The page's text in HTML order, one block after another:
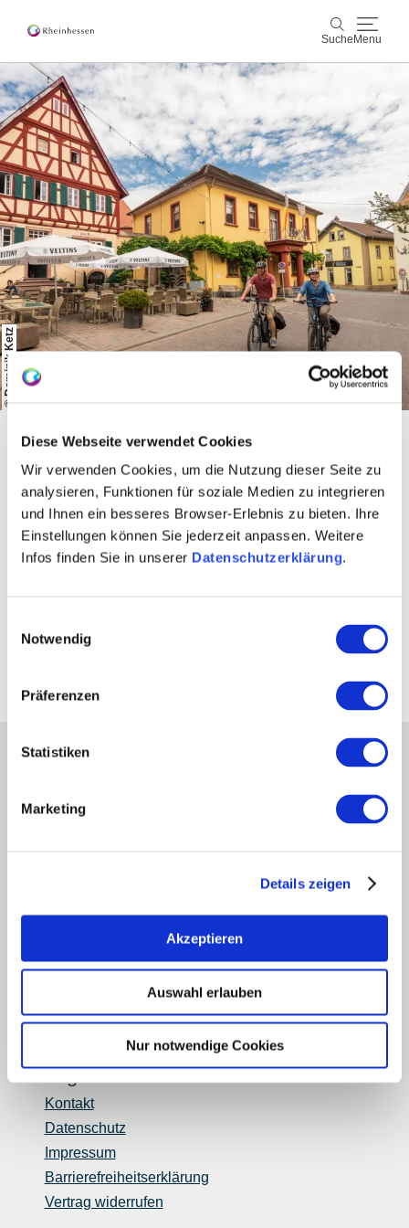
Diese Webseite verwendet Cookies
Wir verwenden Cookies, um die Nutzung dieser Seite zu
analysieren, Funktionen für soziale Medien zu integrieren
und Ihnen ein besseres Browser-Erlebnis zu bieten. Ihre
Einstellungen können Sie jederzeit anpassen. Weitere
Infos finden Sie in unserer Datenschutzerklärung.
Notwendig
Präferenzen
Statistiken
Marketing
Details zeigen
Akzeptieren
Auswahl erlauben
Nur notwendige Cookies
Suche Menu
Suche
Wein & Genuss
Aktiv & Natur
Kultur & Städte
Veranstaltungen
Buchung & Service
ShopRheinhessen-Blog Karte
© Dominik Ketz
Startseite Aktiv & Natur Radfahren
Unsere Tourentipps kombinieren die Themenradwege zu
erlebnisreichen Rundrouten durch die Weinhügel und
rund um den Rhein. Sie zeigen dir die etwas
unbekannteren Ecken der Region, führen in die
Rheinhessische Schweiz, den Wonnegau bis ins
Rheinterrasse ist Teil unserer Themenradwege. Gehe
Partner
Fachhandel
Rheinhessen AUSGEZEICHNET
Legal Links
Kontakt
Datenschutz
Impressum
Barrierefreiheitserklärung
Vertrag widerrufen